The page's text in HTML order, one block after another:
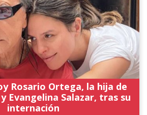
Rosario Ortega, la hija de
Evangelina Salazar, tras su
internación